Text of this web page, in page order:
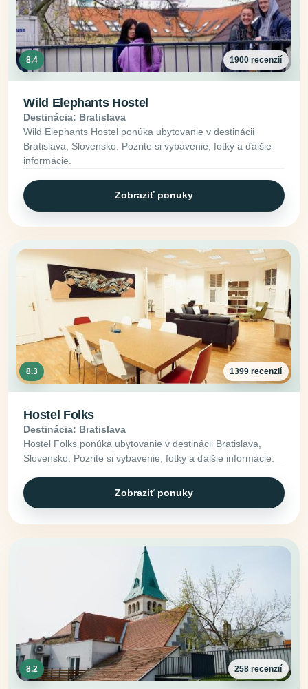
8.4 1900 recenzií
Wild Elephants Hostel
Destinácia: Bratislava
Wild Elephants Hostel ponúka ubytovanie v destinácii
Bratislava, Slovensko. Pozrite si vybavenie, fotky a ďalšie
informácie.
Zobraziť ponuky
8.3 1399 recenzií
Hostel Folks
Destinácia: Bratislava
Hostel Folks ponúka ubytovanie v destinácii Bratislava,
Slovensko. Pozrite si vybavenie, fotky a ďalšie informácie.
Zobraziť ponuky
8.2 258 recenzií